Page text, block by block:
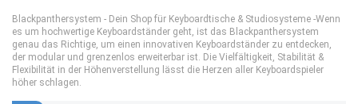
Blackpanthersystem - Dein Shop für Keyboardtische & Studiosysteme -Wenn
es um hochwertige Keyboardständer geht, ist das Blackpanthersystem
genau das Richtige, um einen innovativen Keyboardständer zu entdecken,
der modular und grenzenlos erweiterbar ist. Die Vielfältigkeit, Stabilität &
Flexibilität in der Höhenverstellung lässt die Herzen aller Keyboardspieler
höher schlagen.